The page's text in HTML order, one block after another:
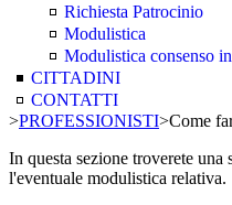
Richiesta Patrocinio
Modulistica
Modulistica consenso
CITTADINI
CONTATTI
>PROFESSIONISTI>Come
In questa sezione troverete
l'eventuale modulistica relativa.